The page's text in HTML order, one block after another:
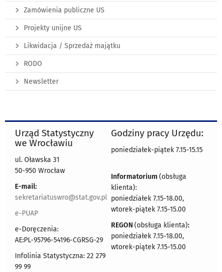
Zamówienia publiczne US
Projekty unijne US
Likwidacja / Sprzedaż majątku
RODO
Newsletter
Urząd Statystyczny
we Wrocławiu
ul. Oławska 31
50-950 Wrocław
E-mail:
sekretariatuswro@stat.gov.pl
e-PUAP
e-Doręczenia:
AE:PL-95796-54196-CGRSG-29
Infolinia Statystyczna: 22 279
99 99
Godziny pracy Urzędu:
poniedziałek-piątek 7.15-15.15
Informatorium (obsługa
klienta):
poniedziałek 7.15-18.00,
wtorek-piątek 7.15-15.00
REGON(obsługa klienta):
poniedziałek 7.15-18.00,
wtorek-piątek 7.15-15.00